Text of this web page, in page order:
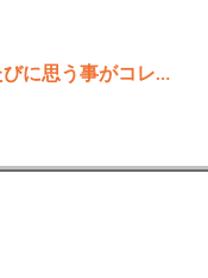
に思う事がコレ…